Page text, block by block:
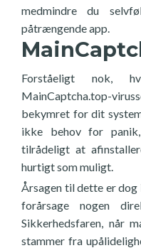
medmindre du
påtrængende app.
Forståeligt nok,
MainCaptcha.top-
bekymret for dit
ikke behov for
tilrådeligt at
hurtigt som muligt.
Årsagen til dette er
forårsage nogen
Sikkerhedsfaren, når
stammer fra